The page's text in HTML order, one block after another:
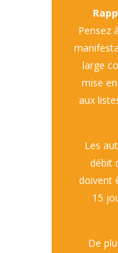
Pensez
large
mise
aux
Les
débit
doivent
15
De